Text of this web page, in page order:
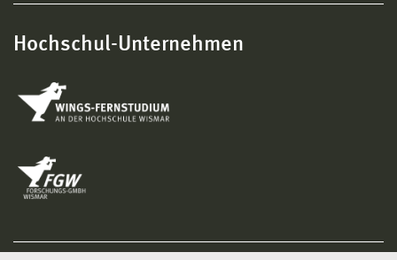
Hochschul-Unternehmen